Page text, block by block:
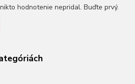
hodnotenie nepridal. Buďte prvý.